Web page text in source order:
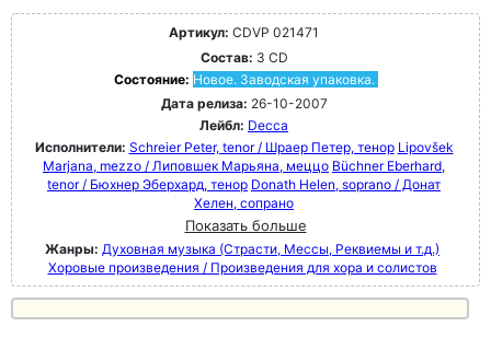
Артикул: CDVP 021471
Состав: 3 CD
Состояние: Новое. Заводская упаковка.
Дата релиза: 26-10-2007
Лейбл: Decca
Исполнители: Schreier Peter, tenor / Шраер Петер, тенор Lipovšek
Marjana, mezzo / Липовшек Марьяна, меццо Büchner Eberhard,
tenor / Бюхнер Эберхард, тенор Donath Helen, soprano / Донат
Хелен, сопрано
Показать больше
Жанры: Духовная музыка (Страсти, Мессы, Реквиемы и т.д.)
Хоровые произведения / Произведения для хора и солистов